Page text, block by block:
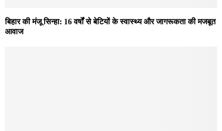
बिहार की मंजू सिन्हा: 16 वर्षों से बेटियों के स्वास्थ्य और जागरूकता की मजबूत
आवाज